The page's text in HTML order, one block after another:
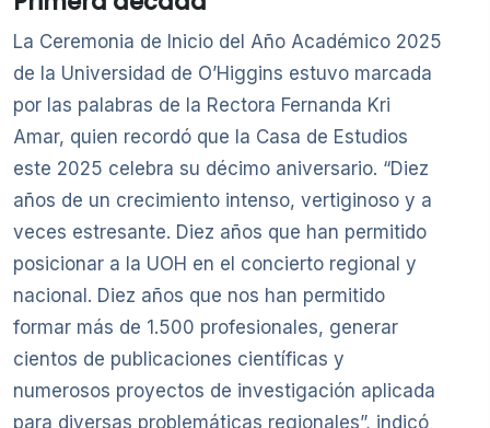
La Ceremonia de Inicio del Año Académico 2025
de la Universidad de O’Higgins estuvo marcada
por las palabras de la Rectora Fernanda Kri
Amar, quien recordó que la Casa de Estudios
este 2025 celebra su décimo aniversario. “Diez
años de un crecimiento intenso, vertiginoso y a
veces estresante. Diez años que han permitido
posicionar a la UOH en el concierto regional y
nacional. Diez años que nos han permitido
formar más de 1.500 profesionales, generar
cientos de publicaciones científicas y
numerosos proyectos de investigación aplicada
para diversas problemáticas regionales”, indicó